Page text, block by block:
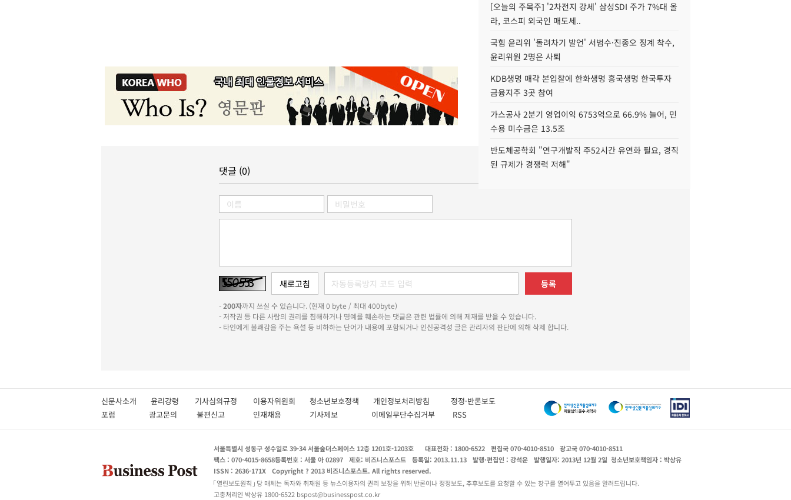
[오늘의 주목주] '2차전지 강세' 삼성SDI 주가 7%대 올
라, 코스피 외국인 매도세..
국힘 윤리위 '돌려차기 발언' 서범수·진종오 징계 착수,
윤리위원 2명은 사퇴
KDB생명 매각 본입찰에 한화생명 흥국생명 한국투자
금융지주 3곳 참여
가스공사 2분기 영업이익 6753억으로 66.9% 늘어, 민
수용 미수금은 13.5조
반도체공학회 "연구개발직 주52시간 유연화 필요, 경직
된 규제가 경쟁력 저해"
댓글 (0)
등록
-200자까지 쓰실 수 있습니다. (현재 0 byte / 최대 400byte)
- 저작권 등 다른 사람의 권리를 침해하거나 명예를 훼손하는 댓글은 관련 법률에 의해 제재를 받을 수 있습니다.
- 타인에게 불쾌감을 주는 욕설 등 비하하는 단어가 내용에 포함되거나 인신공격성 글은 관리자의 판단에 의해 삭제 합니다.
신문사소개 윤리강령 기사심의규정 이용자위원회 청소년보호정책 개인정보처리방침 정정·반론보도
포럼
광고문의 불편신고 인재채용 기사제보 이메일무단수집거부 RSS
서울특별시 성동구 성수일로 39-34 서울숲더스페이스 12층 1201호-1203호 대표전화 : 1800-6522 편집국 070-4010-8510
광고국 070-4010-8511
팩스 : 070-4015-8658등록번호 : 서울 아 02897 제호: 비즈니스포스트 등록일: 2013.11.13 발행·편집인 : 강석운 발행일자: 2013년 12월 2일 청소년보호책임자 : 박상유
ISSN : 2636-171X
Copyright ? 2013 비즈니스포스트. All rights reserved.
열린보도원칙
당 매체는 독자와 취재원 등 뉴스이용자의 권리 보장을 위해 반론이나 정정보도, 추후보도를 요청할 수 있는 창구를 열어두고 있음을 알려드립니다.
고충처리인 박상유 1800-6522 bspost@businesspost.co.kr